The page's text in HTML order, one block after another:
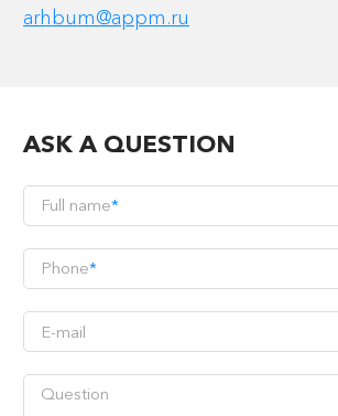
arhbum@appm.ru
ASK A QUESTION
Full name*
Phone*